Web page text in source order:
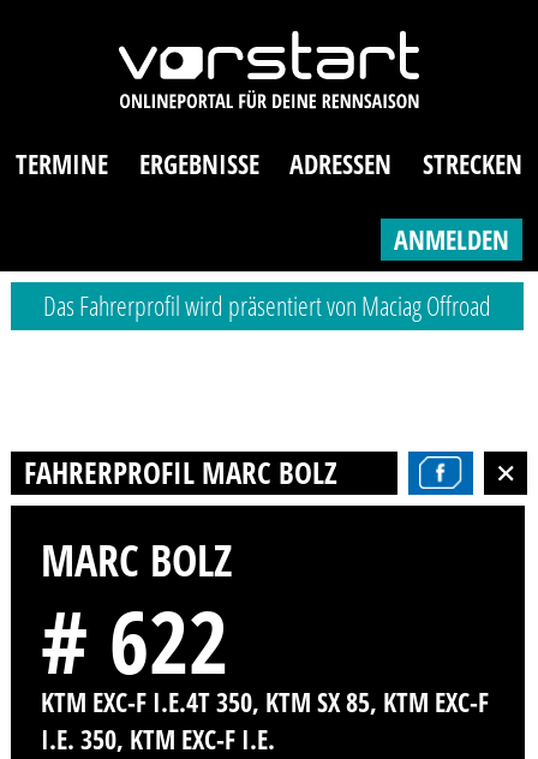
TERMINE ERGEBNISSE ADRESSEN STRECKEN
ANMELDEN
Das Fahrerprofil wird präsentiert von Maciag Offroad
FAHRERPROFIL MARC BOLZ
MARC BOLZ
# 622
KTM EXC-F I.E.4T 350, KTM SX 85, KTM EXC-F
I.E. 350, KTM EXC-F I.E.